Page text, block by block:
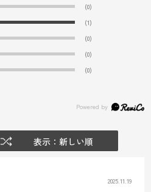
(0)
(1)
(0)
(0)
(0)
表示：新しい順
2025.11.19